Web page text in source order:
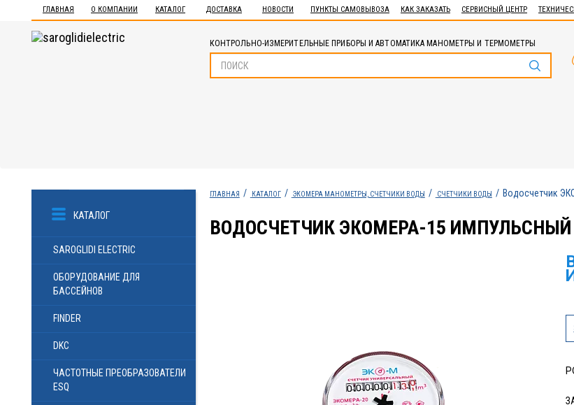
ГЛАВНАЯ О КОМПАНИИ КАТАЛОГ ДОСТАВКА НОВОСТИ ПУНКТЫ САМОВЫВОЗА КАК ЗАКАЗАТЬ СЕРВИСНЫЙ ЦЕНТР
КОНТРОЛЬНО-ИЗМЕРИТЕЛЬНЫЕ ПРИБОРЫ И АВТОМАТИКА МАНОМЕТРЫ И ТЕРМОМЕТРЫ
КАТАЛОГ
SAROGLIDI ELECTRIC
ОБОРУДОВАНИЕ ДЛЯ
БАССЕЙНОВ
FINDER
DKC
ЧАСТОТНЫЕ ПРЕОБРАЗОВАТЕЛИ
ESQ
ГЛАВНАЯ КАТАЛОГ ЭКОМЕРА МАНОМЕТРЫ, СЧЕТЧИКИ ВОДЫ СЧЕТЧИКИ ВОДЫ Водосчетчик
ВОДОСЧЕТЧИК ЭКОМЕРА-15